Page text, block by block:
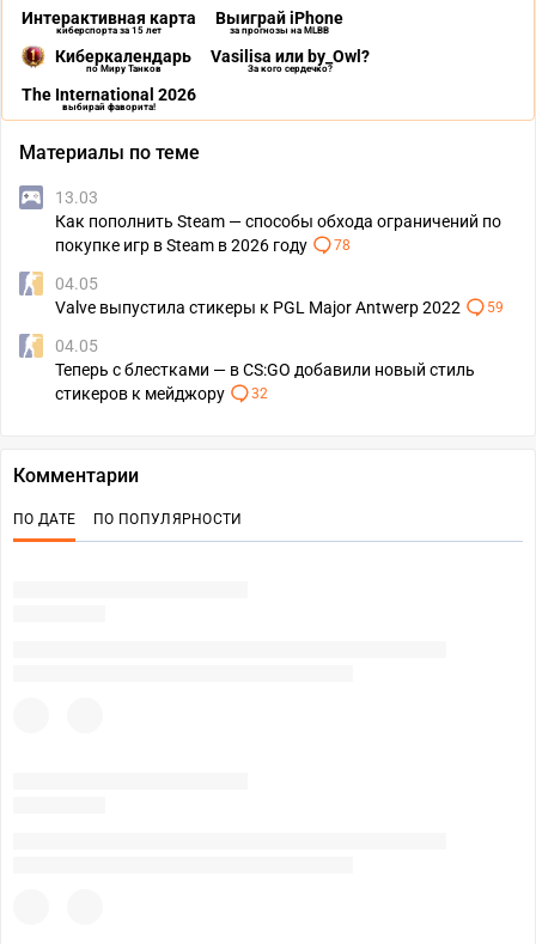
Интерактивная карта
киберспорта за 15 лет
Выиграй iPhone
за прогнозы на MLBB
Киберкалендарь
по Миру Танков
Vasilisa или by_Owl?
За кого сердечко?
The International 2026
выбирай фаворита!
Материалы по теме
13.03
Как пополнить Steam — способы обхода ограничений по
покупке игр в Steam в 2026 году
78
04.05
Valve выпустила стикеры к PGL Major Antwerp 2022
59
04.05
Теперь с блестками — в CS:GO добавили новый стиль
стикеров к мейджору
32
Комментарии
ПО ДАТЕ ПО ПОПУЛЯРНОСТИ